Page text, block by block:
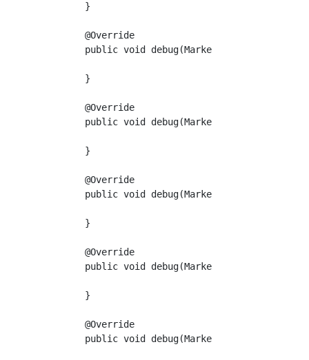
    }
    @Override
public void debug(Marker marker, String
    }
    @Override
public void debug(Marker marker, String
    }
    @Override
public void debug(Marker marker, String
    }
    @Override
public void debug(Marker marker, String
    }
    @Override
public void debug(Marker marker, String